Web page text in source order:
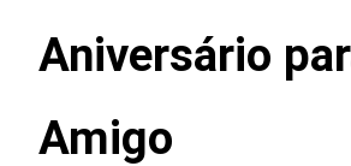
Aniversário
Amigo